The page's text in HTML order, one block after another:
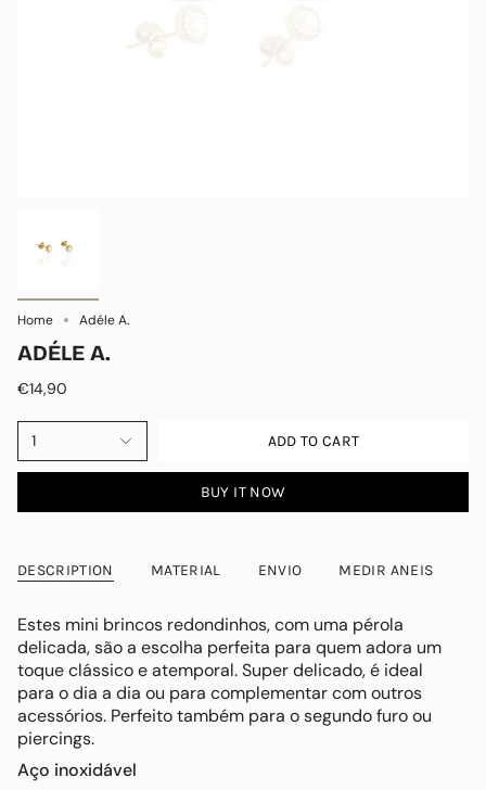
Home Adéle A.
ADÉLE A.
€14,90
1 ADD TO CART
BUY IT NOW
DESCRIPTION MATERIAL ENVIO MEDIR ANEIS
Estes mini brincos redondinhos, com uma pérola
delicada, são a escolha perfeita para quem adora um
toque clássico e atemporal. Super delicado, é ideal
para o dia a dia ou para complementar com outros
acessórios. Perfeito também para o segundo furo ou
piercings.
Aço inoxidável